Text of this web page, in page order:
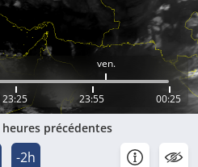
ven.
23:25 23:55 00:25
précédentes
-2h